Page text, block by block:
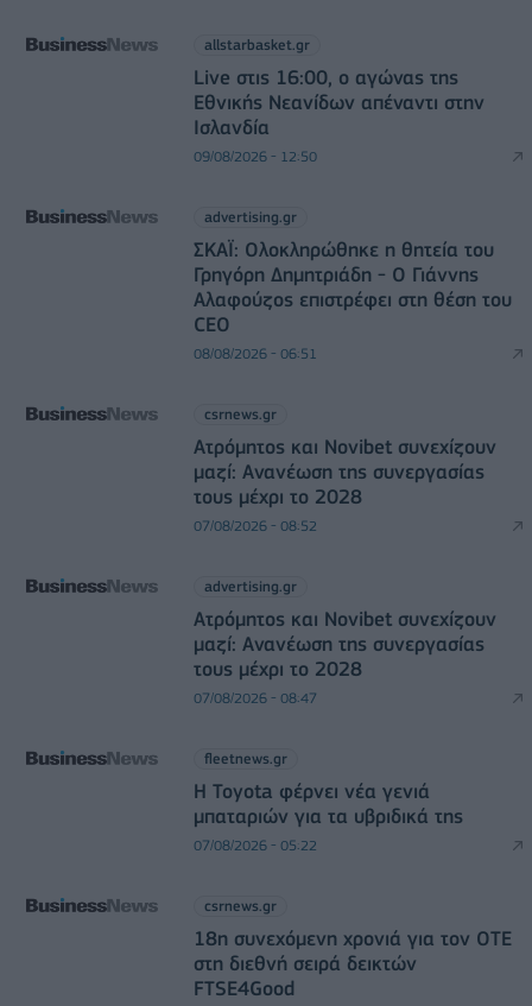
allstarbasket.gr
Live στις 16:00, ο αγώνας της
Εθνικής Νεανίδων απέναντι στην
Ισλανδία
09/08/2026 - 12:50
advertising.gr
ΣΚΑΪ: Ολοκληρώθηκε η θητεία του
Γρηγόρη Δημητριάδη - Ο Γιάννης
Αλαφούζος επιστρέφει στη θέση του
CEO
08/08/2026 - 06:51
csrnews.gr
Ατρόμητος και Novibet συνεχίζουν
μαζί: Ανανέωση της συνεργασίας
τους μέχρι το 2028
07/08/2026 - 08:52
advertising.gr
Ατρόμητος και Novibet συνεχίζουν
μαζί: Ανανέωση της συνεργασίας
τους μέχρι το 2028
07/08/2026 - 08:47
fleetnews.gr
Η Toyota φέρνει νέα γενιά
μπαταριών για τα υβριδικά της
07/08/2026 - 05:22
csrnews.gr
18η συνεχόμενη χρονιά για τον ΟΤΕ
στη διεθνή σειρά δεικτών
FTSE4Good